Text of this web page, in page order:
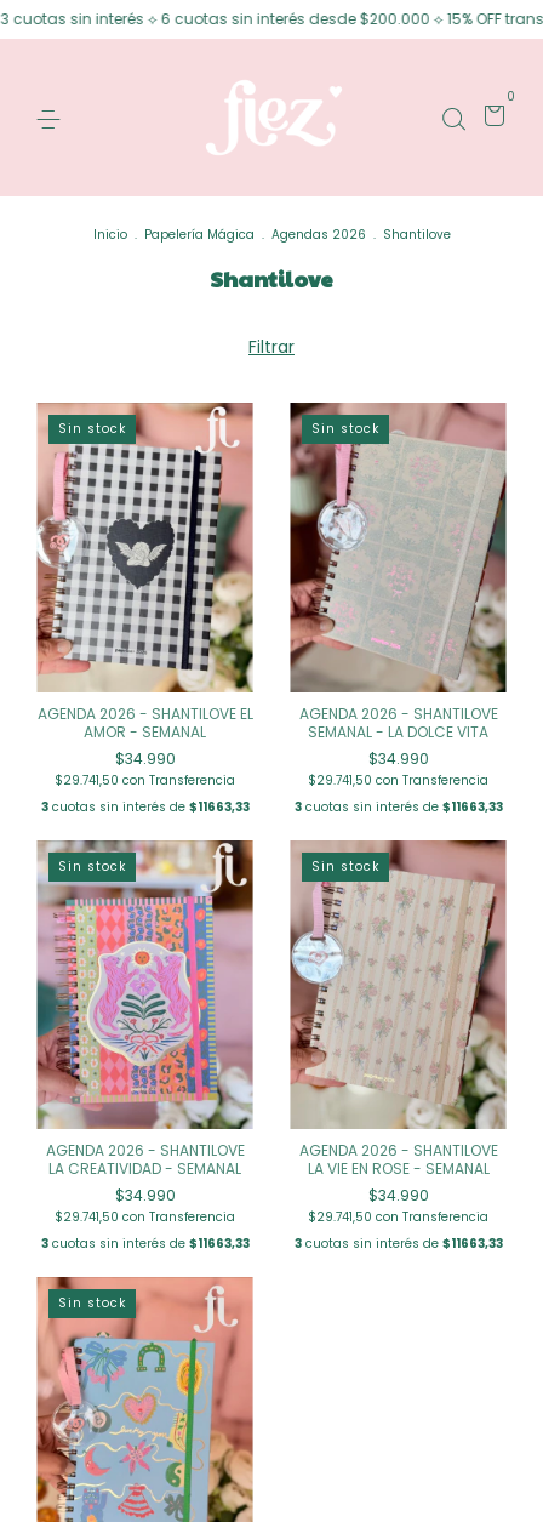
sin interés ⟡ 6 cuotas sin interés desde $200.000 ⟡ 15% OFF
0
Inicio . Papelería Mágica . Agendas 2026 . Shantilove
Shantilove
Filtrar
Sin stock
AGENDA 2026 - SHANTILOVE EL
AMOR - SEMANAL
$34.990
$29.741,50 con Transferencia
3cuotas sin interés de $11663,33
Sin stock
AGENDA 2026 - SHANTILOVE
SEMANAL - LA DOLCE VITA
$34.990
$29.741,50 con Transferencia
3cuotas sin interés de $11663,33
Sin stock
AGENDA 2026 - SHANTILOVE
LA CREATIVIDAD - SEMANAL
$34.990
$29.741,50 con Transferencia
3cuotas sin interés de $11663,33
Sin stock
AGENDA 2026 - SHANTILOVE
LA VIE EN ROSE - SEMANAL
$34.990
$29.741,50 con Transferencia
3cuotas sin interés de $11663,33
Sin stock